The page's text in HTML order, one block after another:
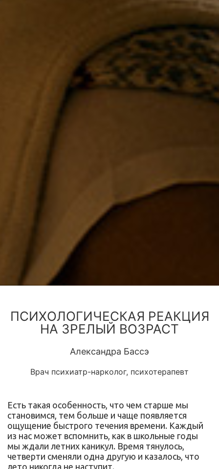
ПСИХОЛОГИЧЕСКАЯ РЕАКЦИЯ
НА ЗРЕЛЫЙ ВОЗРАСТ
Александра Бассэ
Врач психиатр-нарколог, психотерапевт
Есть такая особенность, что чем старше мы
становимся, тем больше и чаще появляется
ощущение быстрого течения времени. Каждый
из нас может вспомнить, как в школьные годы
мы ждали летних каникул. Время тянулось,
четверти сменяли одна другую и казалось, что
лето никогда не наступит.